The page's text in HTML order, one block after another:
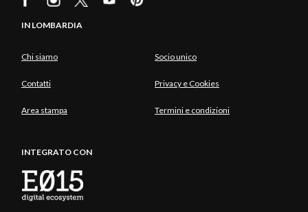
IN LOMBARDIA
Chi siamo Socio unico
Contatti Privacy e Cookies
Area stampa Termini e condizioni
INTEGRATO CON